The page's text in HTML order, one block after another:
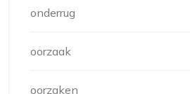
onderrug
oorzaak
oorzaken